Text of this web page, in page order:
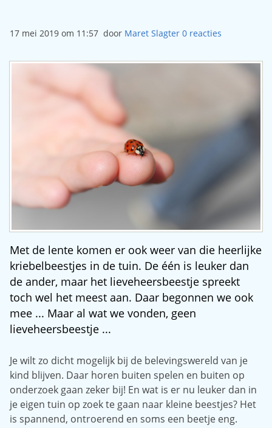
17 mei 2019 om 11:57 door Maret Slagter 0 reacties
Met de lente komen er ook weer van die heerlijke
kriebelbeestjes in de tuin. De één is leuker dan
de ander, maar het lieveheersbeestje spreekt
toch wel het meest aan. Daar begonnen we ook
mee ... Maar al wat we vonden, geen
lieveheersbeestje ...
Je wilt zo dicht mogelijk bij de belevingswereld van je
kind blijven. Daar horen buiten spelen en buiten op
onderzoek gaan zeker bij! En wat is er nu leuker dan in
je eigen tuin op zoek te gaan naar kleine beestjes? Het
is spannend, ontroerend en soms een beetje eng.